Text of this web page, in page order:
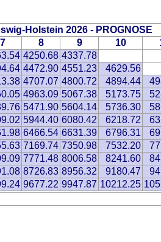
Holstein 2026 - PROGNOSE
7 8 9 10
4250.68 4337.78
4472.90 4551.23
4629.56
4707.07 4800.72 4894.44
4963.09 5067.38 5173.75
5471.90 5604.14 5736.30
5944.40 6080.42 6218.72
6466.54 6631.39 6796.31
7169.74 7350.98 7532.20
7771.48 8006.58 8241.60
8726.83 8956.32 9180.47
9677.22 9947.87 10212.25